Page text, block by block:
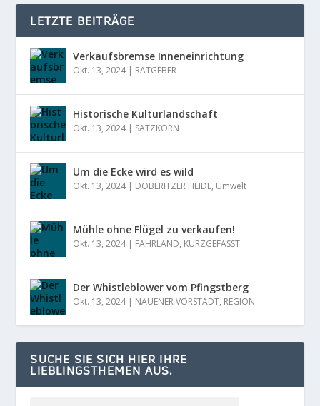
LETZTE BEITRÄGE
Verkaufsbremse Inneneinrichtung
Okt. 13, 2024| RATGEBER
Historische Kulturlandschaft
Okt. 13, 2024| SATZKORN
Um die Ecke wird es wild
Okt. 13, 2024| DÖBERITZER HEIDE, Umwelt
Mühle ohne Flügel zu verkaufen!
Okt. 13, 2024| FAHRLAND, KURZGEFASST
Der Whistleblower vom Pfingstberg
Okt. 13, 2024| NAUENER VORSTADT, REGION
SUCHE SIE SICH HIER IHRE
LIEBLINGSTHEMEN AUS.